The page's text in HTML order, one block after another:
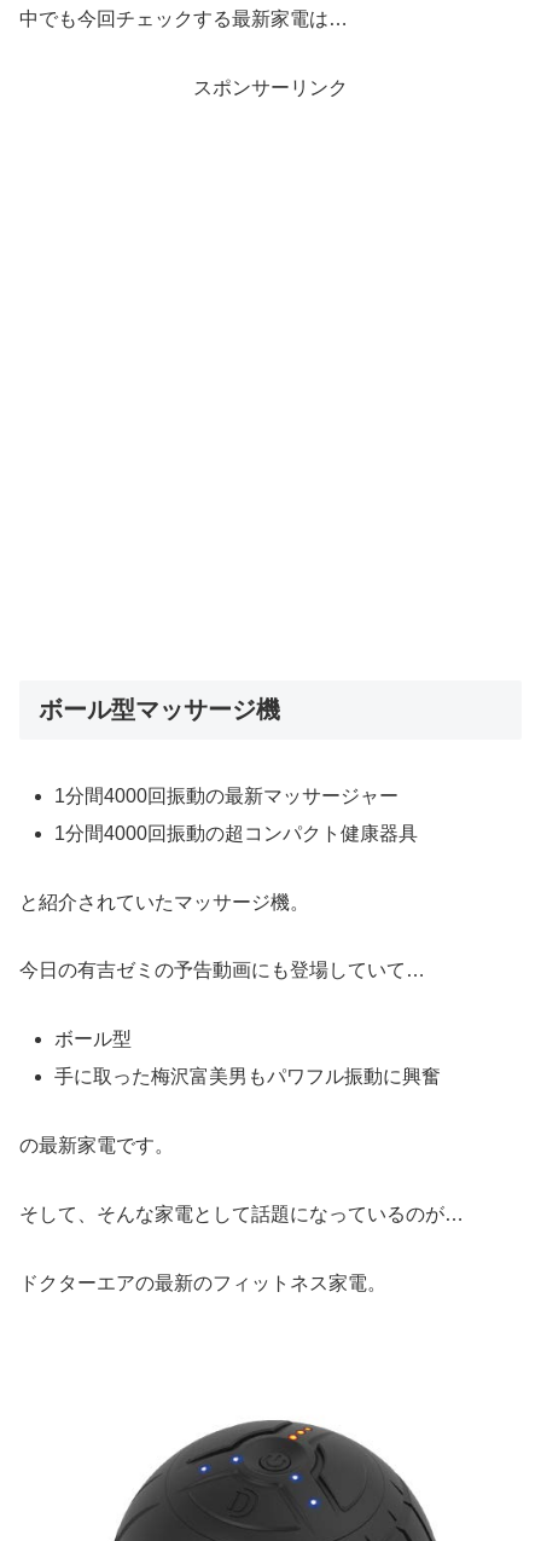
中でも今回チェックする最新家電は…
スポンサーリンク
ボール型マッサージ機
1分間4000回振動の最新マッサージャー
1分間4000回振動の超コンパクト健康器具
と紹介されていたマッサージ機。
今日の有吉ゼミの予告動画にも登場していて…
ボール型
手に取った梅沢富美男もパワフル振動に興奮
の最新家電です。
そして、そんな家電として話題になっているのが…
ドクターエアの最新のフィットネス家電。